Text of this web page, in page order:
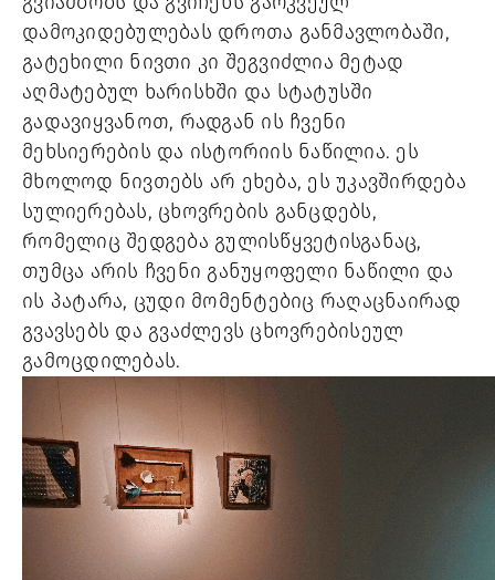
დამოკიდებულებას დროთა განმავლობაში,
გატეხილი ნივთი კი შეგვიძლია მეტად
აღმატებულ ხარისხში და სტატუსში
გადავიყვანოთ, რადგან ის ჩვენი
მეხსიერების და ისტორიის ნაწილია. ეს
მხოლოდ ნივთებს არ ეხება, ეს უკავშირდება
სულიერებას, ცხოვრების განცდებს,
რომელიც შედგება გულისწყვეტისგანაც,
თუმცა არის ჩვენი განუყოფელი ნაწილი და
ის პატარა, ცუდი მომენტებიც რაღაცნაირად
გვავსებს და გვაძლევს ცხოვრებისეულ
გამოცდილებას.